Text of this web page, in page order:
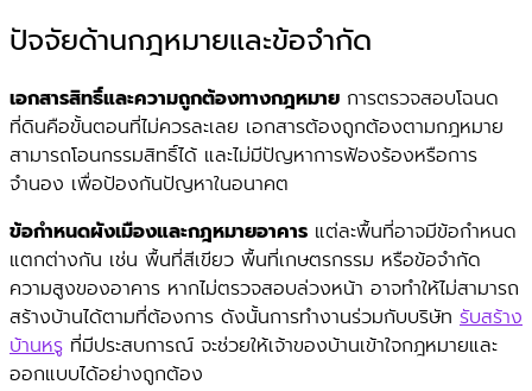
ปัจจัยด้านกฎหมายและข้อจำกัด
เอกสารสิทธิ์และความถูกต้องทางกฎหมาย การตรวจสอบโฉนด
ที่ดินคือขั้นตอนที่ไม่ควรละเลย เอกสารต้องถูกต้องตามกฎหมาย
สามารถโอนกรรมสิทธิ์ได้ และไม่มีปัญหาการฟ้องร้องหรือการ
จำนอง เพื่อป้องกันปัญหาในอนาคต
ข้อกำหนดผังเมืองและกฎหมายอาคาร แต่ละพื้นที่อาจมีข้อกำหนด
แตกต่างกัน เช่น พื้นที่สีเขียว พื้นที่เกษตรกรรม หรือข้อจำกัด
ความสูงของอาคาร หากไม่ตรวจสอบล่วงหน้า อาจทำให้ไม่สามารถ
สร้างบ้านได้ตามที่ต้องการ ดังนั้นการทำงานร่วมกับบริษัท รับสร้าง
บ้านหรู ที่มีประสบการณ์ จะช่วยให้เจ้าของบ้านเข้าใจกฎหมายและ
ออกแบบได้อย่างถูกต้อง